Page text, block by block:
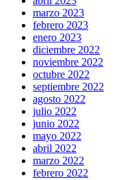
marzo 2023
febrero 2023
enero 2023
diciembre 2022
noviembre 2022
octubre 2022
septiembre 2022
agosto 2022
julio 2022
junio 2022
mayo 2022
abril 2022
marzo 2022
febrero 2022